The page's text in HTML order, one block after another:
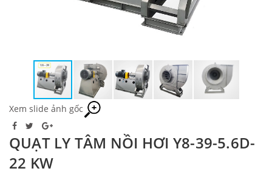
Xem slide ảnh gốc
QUẠT LY TÂM NỒI HƠI Y8-39-5.6D-
22 KW